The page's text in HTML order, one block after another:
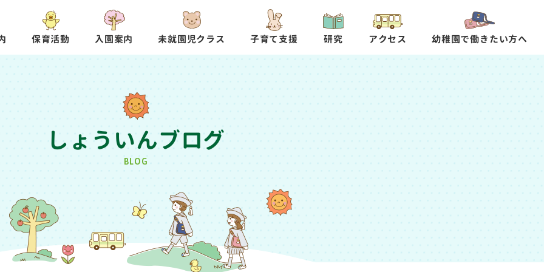
保育活動 入園案内 未就園児クラス 子育て支援 研究 アクセス 幼稚園で働きたい方へ
しょういんブログ
BLOG